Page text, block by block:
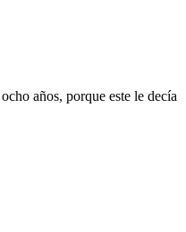
años, porque este le decía